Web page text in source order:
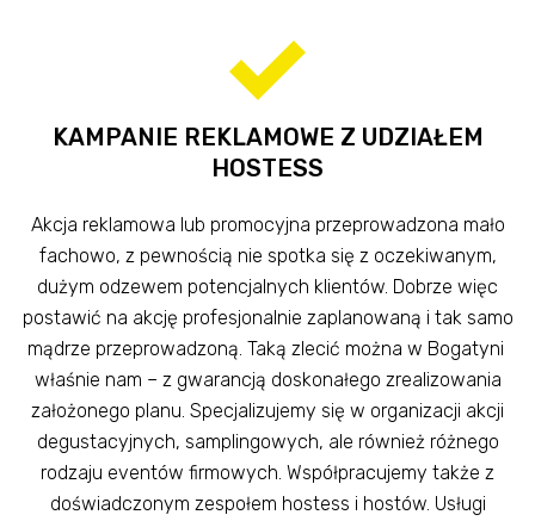
KAMPANIE REKLAMOWE Z UDZIAŁEM
HOSTESS
Akcja reklamowa lub promocyjna przeprowadzona mało
fachowo, z pewnością nie spotka się z oczekiwanym,
dużym odzewem potencjalnych klientów. Dobrze więc
postawić na akcję profesjonalnie zaplanowaną i tak samo
mądrze przeprowadzoną. Taką zlecić można w Bogatyni
właśnie nam – z gwarancją doskonałego zrealizowania
założonego planu. Specjalizujemy się w organizacji akcji
degustacyjnych, samplingowych, ale również różnego
rodzaju eventów firmowych. Współpracujemy także z
doświadczonym zespołem hostess i hostów. Usługi